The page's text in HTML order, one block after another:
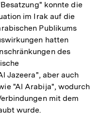
konnte die
im Irak auf die
Publikums
hatten
des
Jazeera", aber auch
"Al Arabija", wodurch
mit dem
wurde.